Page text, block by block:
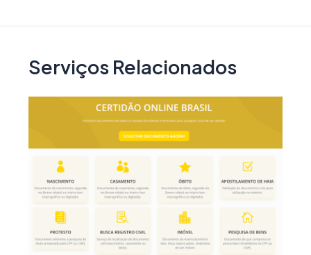
Serviços Relacionados